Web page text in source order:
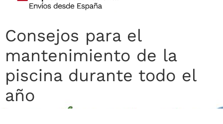
Consejos para el
mantenimiento de la
piscina durante todo el
año